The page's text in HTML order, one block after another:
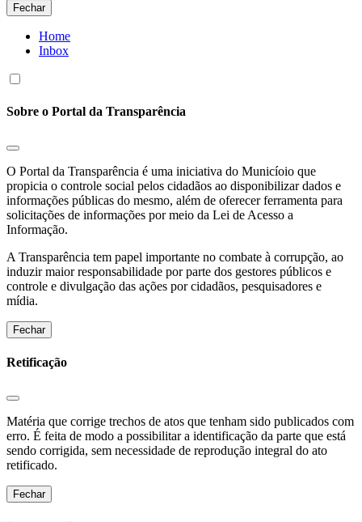
Fechar
Home
Inbox
Sobre o Portal da Transparência
O Portal da Transparência é uma iniciativa do Municíoio que
propicia o controle social pelos cidadãos ao disponibilizar dados e
informações públicas do mesmo, além de oferecer ferramenta para
solicitações de informações por meio da Lei de Acesso a
Informação.
A Transparência tem papel importante no combate à corrupção, ao
induzir maior responsabilidade por parte dos gestores públicos e
controle e divulgação das ações por cidadãos, pesquisadores e
mídia.
Fechar
Retificação
Matéria que corrige trechos de atos que tenham sido publicados com
erro. É feita de modo a possibilitar a identificação da parte que está
sendo corrigida, sem necessidade de reprodução integral do ato
retificado.
Fechar